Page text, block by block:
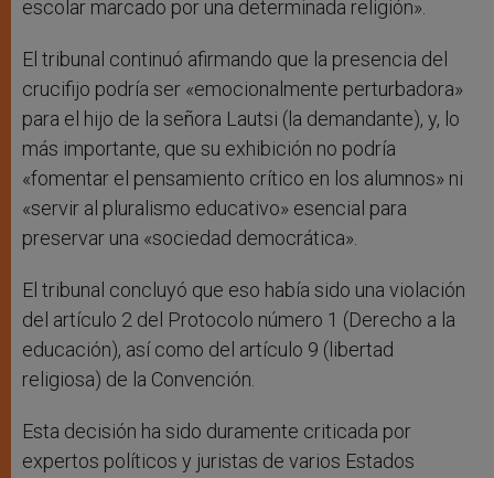
escolar marcado por una determinada religión».
El tribunal continuó afirmando que la presencia del
crucifijo podría ser «emocionalmente perturbadora»
para el hijo de la señora Lautsi (la demandante), y, lo
más importante, que su exhibición no podría
«fomentar el pensamiento crítico en los alumnos» ni
«servir al pluralismo educativo» esencial para
preservar una «sociedad democrática».
El tribunal concluyó que eso había sido una violación
del artículo 2 del Protocolo número 1 (Derecho a la
educación), así como del artículo 9 (libertad
religiosa) de la Convención.
Esta decisión ha sido duramente criticada por
expertos políticos y juristas de varios Estados